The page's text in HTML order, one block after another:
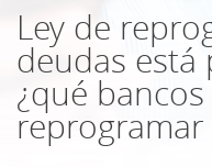
Ley de
deudas está
¿qué Más